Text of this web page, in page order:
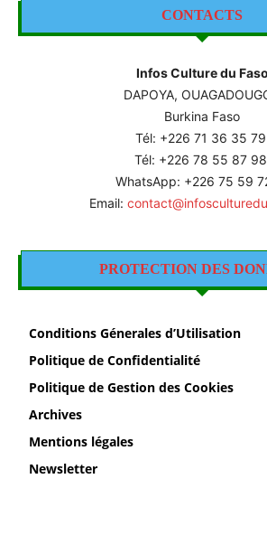
CONTACTS
Infos Culture du Faso
DAPOYA,
Burkina Faso
Tél: +226 71 36 35 79
Tél: +226 78 55 87 98
WhatsApp: +226 75 59
Email:
PROTECTION DES
Conditions Génerales d’Utilisation
Politique de Confidentialité
Politique de Gestion des Cookies
Archives
Mentions légales
Newsletter